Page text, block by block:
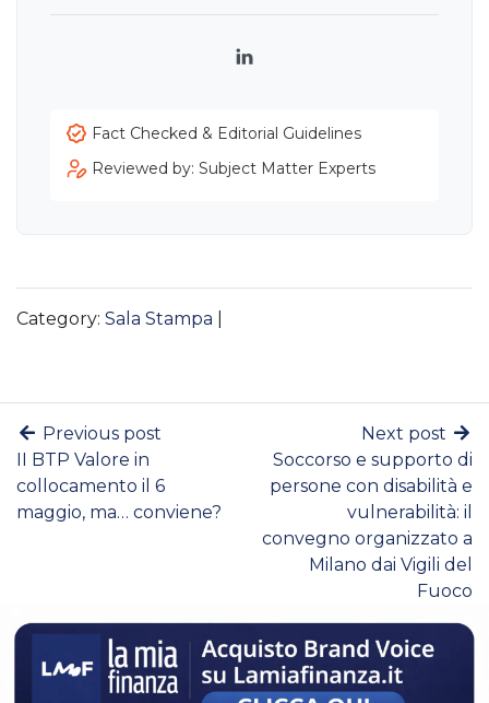
LinkedIn
Fact Checked & Editorial Guidelines
Reviewed by: Subject Matter Experts
Category: Sala Stampa
Previous post
II BTP Valore in
collocamento il 6
maggio, ma… conviene?
Next post
Soccorso e supporto di
persone con disabilità e
vulnerabilità: il
convegno organizzato a
Milano dai Vigili del
Fuoco